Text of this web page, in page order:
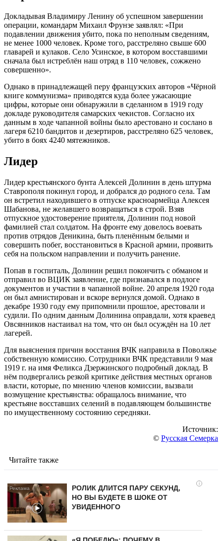
Докладывая Владимиру Ленину об успешном завершении
операции, командарм Михаил Фрунзе заявлял: «При
подавлении движения убито, пока по неполным сведениям,
не менее 1000 человек. Кроме того, расстреляно свыше 600
главарей и кулаков. Село Усинское, в котором восставшими
сначала был истреблён наш отряд в 110 человек, сожжено
совершенно».
Однако в принадлежащей перу французских авторов «Чёрной
книге коммунизма» приводятся куда более ужасающие
цифры, которые они обнаружили в сделанном в 1919 году
докладе руководителя самарских чекистов. Согласно их
данным в ходе чапанной войны было арестовано и сослано в
лагеря 6210 бандитов и дезертиров, расстреляно 625 человек,
убито в боях 4240 мятежников.
Лидер
Лидер крестьянского бунта Алексей Долинин в день штурма
Ставрополя покинул город, и добрался до родного села. Там
он встретил находившего в отпуске красноармейца Алексея
Шабанова, не желавшего возвращаться в строй. Взяв
отпускное удостоверение приятеля, Долинин под новой
фамилией стал солдатом. На фронте ему довелось воевать
против отрядов Деникина, быть пленённым белыми и
совершить побег, восстановиться в Красной армии, проявить
себя на польском направлении и получить ранение.
Попав в госпиталь, Долинин решил покончить с обманом и
отправил во ВЦИК заявление, где признавался в подлоге
документов и участии в чапанной войне. 20 апреля 1920 года
он был амнистирован и вскоре вернулся домой. Однако в
декабре 1930 году ему припомнили прошлое, арестовали и
судили. По одним данным Долинина оправдали, хотя краевед
Овсянников настаивал на том, что он был осуждён на 10 лет
лагерей.
Для выяснения причин восстания ВЧК направила в Поволжье
собственную комиссию. Сотрудники ВЧК представили 9 мая
1919 г. на имя Феликса Дзержинского подробный доклад. В
нём подвергались резкой критике действия местных органов
власти, которые, по мнению членов комиссии, вызвали
возмущение крестьянства: обращалось внимание, что
крестьяне восставших селений в подавляющем большинстве
по имущественному состоянию середняки.
Источник:
© Русская Семерка
Читайте также
i
РОЛИК ДЛИТСЯ ПАРУ СЕКУНД,
НО ВЫ БУДЕТЕ В ШОКЕ ОТ
УВИДЕННОГО